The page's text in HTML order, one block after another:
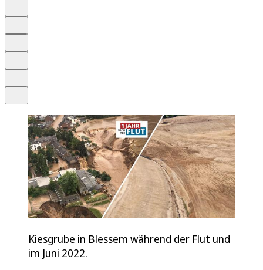
Kiesgrube in Blessem während der Flut und
im Juni 2022.